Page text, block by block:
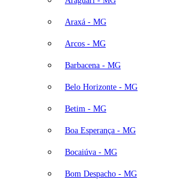
Araxá - MG
Arcos - MG
Barbacena - MG
Belo Horizonte - MG
Betim - MG
Boa Esperança - MG
Bocaiúva - MG
Bom Despacho - MG